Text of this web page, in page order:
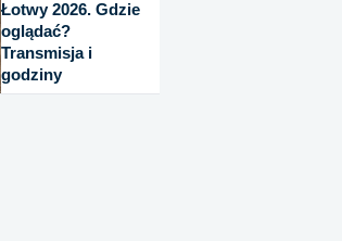
Łotwy 2026. Gdzie
oglądać?
Transmisja i
godziny